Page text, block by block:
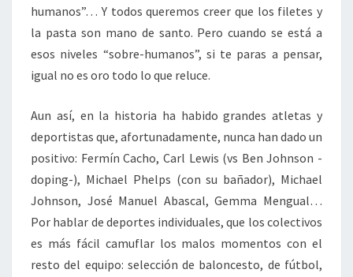
humanos”… Y todos queremos creer que los filetes y
la pasta son mano de santo. Pero cuando se está a
esos niveles “sobre-humanos”, si te paras a pensar,
igual no es oro todo lo que reluce.
Aun así, en la historia ha habido grandes atletas y
deportistas que, afortunadamente, nunca han dado un
positivo: Fermín Cacho, Carl Lewis (vs Ben Johnson -
doping-), Michael Phelps (con su bañador), Michael
Johnson, José Manuel Abascal, Gemma Mengual…
Por hablar de deportes individuales, que los colectivos
es más fácil camuflar los malos momentos con el
resto del equipo: selección de baloncesto, de fútbol,